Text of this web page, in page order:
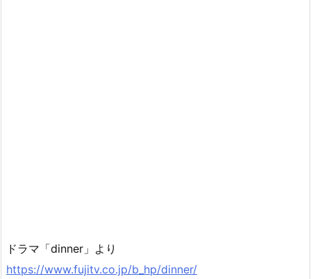
ドラマ「dinner」より
https://www.fujitv.co.jp/b_hp/dinner/